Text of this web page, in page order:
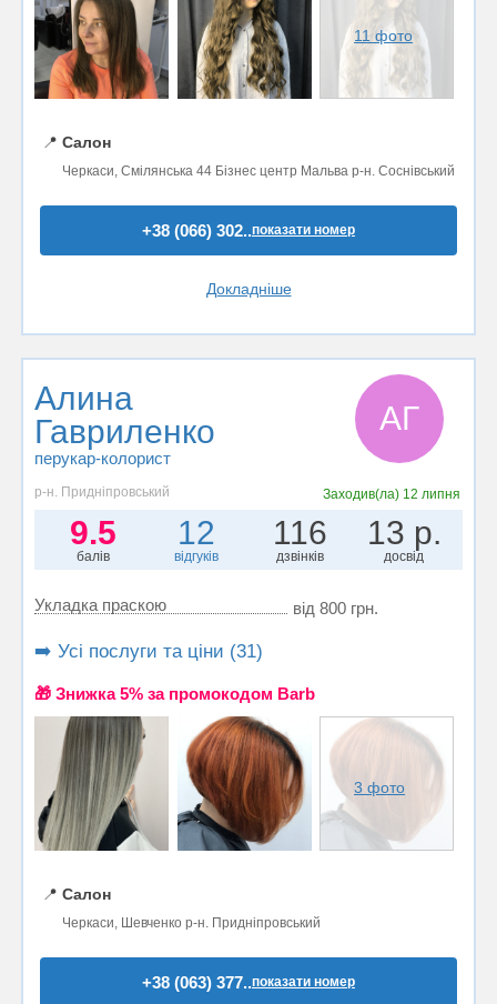
11 фото
📍 Салон
Черкаси, Смілянська 44 Бізнес центр Мальва р-н. Соснівський
+38 (066) 302..показати номер
Докладніше
Алина
Гавриленко
перукар-колорист
АГ
р-н. Придніпровський Заходив(ла) 12 липня
9.5
балів
12
відгуків
116
дзвінків
13 р.
досвід
Укладка праскою від 800 грн.
➡️ Усі послуги та ціни (31)
🎁 Знижка 5% за промокодом Barb
3 фото
📍 Салон
Черкаси, Шевченко р-н. Придніпровський
+38 (063) 377..показати номер